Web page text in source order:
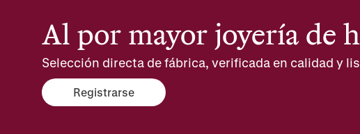
Al por mayor joyería de
Selección directa de fábrica, verificada en calidad y
Registrarse